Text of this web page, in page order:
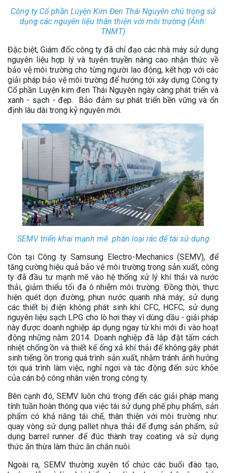
Công ty Cổ phần Luyện Kim Đen Thái Nguyên chú trọng sử
dụng các nguyên liệu thân thiện với môi trường (Ảnh:
TNMT)
Đặc biệt, Giám đốc công ty đã chỉ đạo các nhà máy sử dụng
nguyên liệu hợp lý và tuyên truyền nâng cao nhận thức về
bảo vệ môi trường cho từng người lao động, kết hợp với các
giải pháp bảo vệ môi trường để hướng tới xây dựng Công ty
Cổ phần Luyện kim đen Thái Nguyên ngày càng phát triển và
xanh - sạch - đẹp. Bảo đảm sự phát triển bền vững và ổn
định lâu dài trong kỷ nguyên mới.
SEMV triển khai mạnh mẽ phân loại rác để tái sử dụng
Còn tại Công ty Samsung Electro-Mechanics (SEMV), để
tăng cường hiệu quả bảo vệ môi trường trong sản xuất, công
ty đã đầu tư mạnh mẽ vào hệ thống xử lý khí thải và nước
thải, giảm thiểu tối đa ô nhiễm môi trường. Đồng thời, thực
hiện quét dọn đường, phun nước quanh nhà máy; sử dụng
các thiết bị điện không phát sinh khí CFC, HCFC; sử dụng
nguyên liệu sạch LPG cho lò hơi thay vì dùng dầu - giải pháp
này được doanh nghiệp áp dụng ngay từ khi mới đi vào hoạt
động những năm 2014. Doanh nghiệp đã lắp đặt tấm cách
nhiệt chống ồn và thiết kế ống xả khí thải để không gây phát
sinh tiếng ồn trong quá trình sản xuất, nhằm tránh ảnh hưởng
tới quá trình làm việc, nghỉ ngơi và tác động đến sức khỏe
của cán bộ công nhân viên trong công ty.
Bên cạnh đó, SEMV luôn chú trọng đến các giải pháp mang
tính tuần hoàn thông qua việc tái sử dụng phế phụ phẩm, sản
phẩm có khả năng tái chế, thân thiện với môi trường như:
quay vòng sử dụng pallet nhựa thải để đựng sản phẩm; sử
dụng barrel runner để đúc thành tray coating và sử dụng
thức ăn thừa làm thức ăn chăn nuôi.
Ngoài ra, SEMV thường xuyên tổ chức các buổi đào tạo,